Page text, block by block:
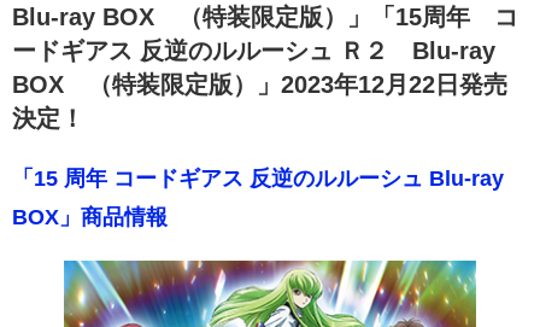
Blu-ray BOX （特装限定版）」「15周年 コ
ードギアス 反逆のルルーシュ Ｒ２ Blu-ray
BOX （特装限定版）」2023年12月22日発売
決定！
「15 周年 コードギアス 反逆のルルーシュ Blu-ray
BOX」商品情報